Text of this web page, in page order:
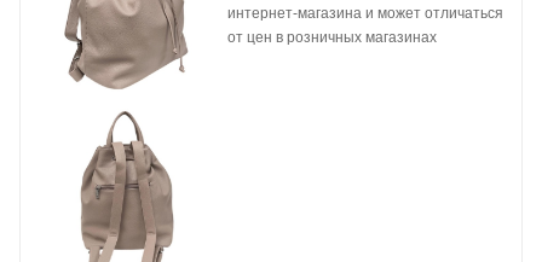
интернет-магазина и может отличаться
от цен в розничных магазинах